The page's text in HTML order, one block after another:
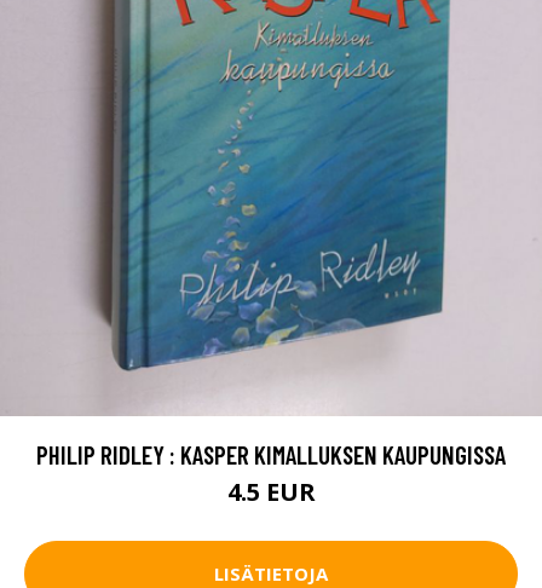
PHILIP RIDLEY : KASPER KIMALLUKSEN KAUPUNGISSA
4.5 EUR
LISÄTIETOJA